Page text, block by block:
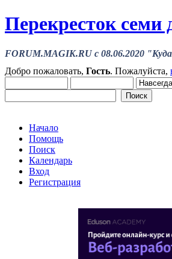
Перекресток семи
FORUM.MAGIK.RU c 08.06.2020
Добро пожаловать, Гость. Пожалуйста,
Начало
Помощь
Поиск
Календарь
Вход
Регистрация